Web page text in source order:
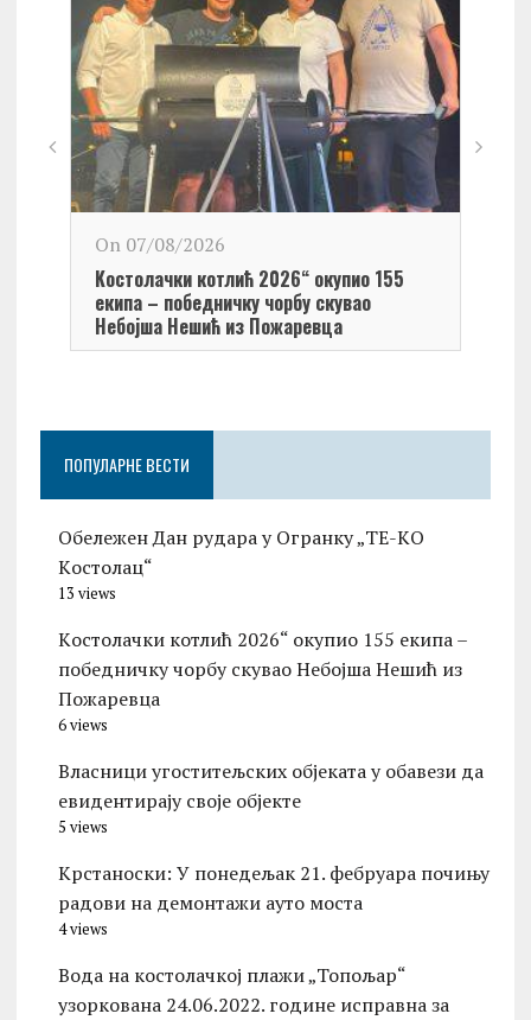
On 07/08/2026
Kостолачки котлић 2026“ окупио 155
екипа – победничку чорбу скувао
Небојша Нешић из Пожаревца
ПОПУЛАРНЕ ВЕСТИ
Обележен Дан рудара у Огранку „ТЕ-KО
Kостолац“
13 views
Kостолачки котлић 2026“ окупио 155 екипа –
победничку чорбу скувао Небојша Нешић из
Пожаревца
6 views
Власници угоститељских објеката у обавези да
евидентирају своје објекте
5 views
Kрстаноски: У понедељак 21. фебруара почињу
радови на демонтажи ауто моста
4 views
Вода на костолачкој плажи „Топољар“
узоркована 24.06.2022. године исправна за